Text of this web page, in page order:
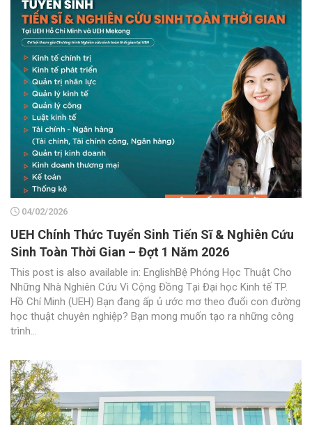
04/02/2026
UEH Chính Thức Tuyển Sinh Tiến Sĩ & Nghiên Cứu
Sinh Toàn Thời Gian – Đợt 1 Năm 2026
This post is also available in: EnglishBệ Phóng Học Thuật Cho
Những Nhà Nghiên Cứu Vì Cộng Đồng Tại Đại học Kinh tế TP.
Hồ Chí Minh (UEH) Bạn đang ấp ủ ước mơ theo đuổi con đường
học thuật chuyên nghiệp? Bạn mong muốn tạo ra những công
trình...